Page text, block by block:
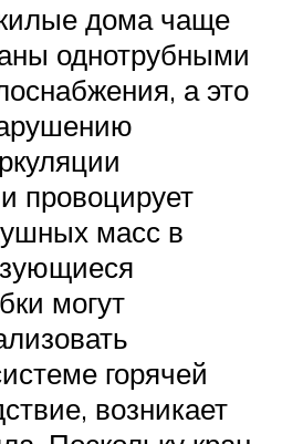
дома чаще
однотрубными
а это
провоцирует
масс в
могут
горячей
возникает